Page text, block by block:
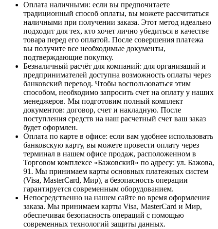
Оплата наличными: если вы предпочитаете
традиционный способ оплаты, вы можете рассчитаться
наличными при получении заказа. Этот метод идеально
подходит для тех, кто хочет лично убедиться в качестве
товара перед его оплатой. После совершения платежа
вы получите все необходимые документы,
подтверждающие покупку.
Безналичный расчёт для компаний: для организаций и
предпринимателей доступна возможность оплаты через
банковский перевод. Чтобы воспользоваться этим
способом, необходимо запросить счет на оплату у наших
менеджеров. Мы подготовим полный комплект
документов: договор, счет и накладную. После
поступления средств на наш расчетный счет ваш заказ
будет оформлен.
Оплата по карте в офисе: если вам удобнее использовать
банковскую карту, вы можете провести оплату через
терминал в нашем офисе продаж, расположенном в
Торговом комплексе «Бажовский» по адресу: ул. Бажова,
91. Мы принимаем карты основных платежных систем
(Visa, MasterCard, Мир), а безопасность операции
гарантируется современным оборудованием.
Непосредственно на нашем сайте во время оформления
заказа. Мы принимаем карты Visa, MasterCard и Мир,
обеспечивая безопасность операций с помощью
современных технологий защиты данных.